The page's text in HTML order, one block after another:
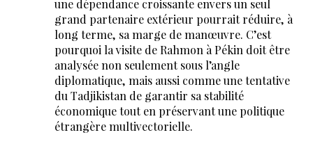
une dépendance croissante envers un seul
grand partenaire extérieur pourrait réduire, à
long terme, sa marge de manœuvre. C’est
pourquoi la visite de Rahmon à Pékin doit être
analysée non seulement sous l’angle
diplomatique, mais aussi comme une tentative
du Tadjikistan de garantir sa stabilité
économique tout en préservant une politique
étrangère multivectorielle.